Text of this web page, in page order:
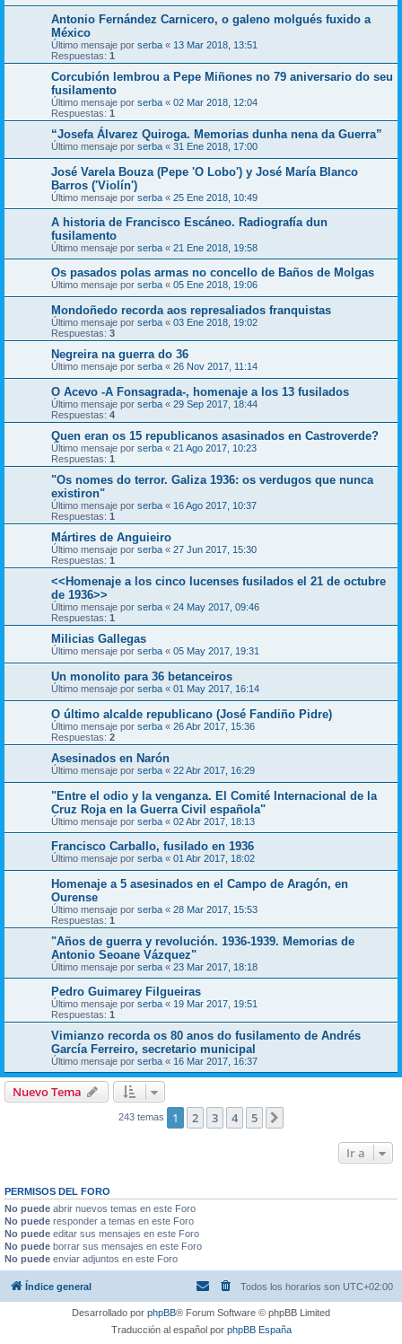
Antonio Fernández Carnicero, o galeno molgués fuxido a
México
Último mensaje por serba « 13 Mar 2018, 13:51
Respuestas: 1
Corcubión lembrou a Pepe Miñones no 79 aniversario do seu
fusilamento
Último mensaje por serba « 02 Mar 2018, 12:04
Respuestas: 1
“Josefa Álvarez Quiroga. Memorias dunha nena da Guerra”
Último mensaje por serba « 31 Ene 2018, 17:00
José Varela Bouza (Pepe 'O Lobo') y José María Blanco
Barros ('Violín')
Último mensaje por serba « 25 Ene 2018, 10:49
A historia de Francisco Escáneo. Radiografía dun
fusilamento
Último mensaje por serba « 21 Ene 2018, 19:58
Os pasados polas armas no concello de Baños de Molgas
Último mensaje por serba « 05 Ene 2018, 19:06
Mondoñedo recorda aos represaliados franquistas
Último mensaje por serba « 03 Ene 2018, 19:02
Respuestas: 3
Negreira na guerra do 36
Último mensaje por serba « 26 Nov 2017, 11:14
O Acevo -A Fonsagrada-, homenaje a los 13 fusilados
Último mensaje por serba « 29 Sep 2017, 18:44
Respuestas: 4
Quen eran os 15 republicanos asasinados en Castroverde?
Último mensaje por serba « 21 Ago 2017, 10:23
Respuestas: 1
"Os nomes do terror. Galiza 1936: os verdugos que nunca
existiron"
Último mensaje por serba « 16 Ago 2017, 10:37
Respuestas: 1
Mártires de Anguieiro
Último mensaje por serba « 27 Jun 2017, 15:30
Respuestas: 1
<<Homenaje a los cinco lucenses fusilados el 21 de octubre
de 1936>>
Último mensaje por serba « 24 May 2017, 09:46
Respuestas: 1
Milicias Gallegas
Último mensaje por serba « 05 May 2017, 19:31
Un monolito para 36 betanceiros
Último mensaje por serba « 01 May 2017, 16:14
O último alcalde republicano (José Fandiño Pidre)
Último mensaje por serba « 26 Abr 2017, 15:36
Respuestas: 2
Asesinados en Narón
Último mensaje por serba « 22 Abr 2017, 16:29
"Entre el odio y la venganza. El Comité Internacional de la
Cruz Roja en la Guerra Civil española"
Último mensaje por serba « 02 Abr 2017, 18:13
Francisco Carballo, fusilado en 1936
Último mensaje por serba « 01 Abr 2017, 18:02
Homenaje a 5 asesinados en el Campo de Aragón, en
Ourense
Último mensaje por serba « 28 Mar 2017, 15:53
Respuestas: 1
"Años de guerra y revolución. 1936-1939. Memorias de
Antonio Seoane Vázquez"
Último mensaje por serba « 23 Mar 2017, 18:18
Pedro Guimarey Filgueiras
Último mensaje por serba « 19 Mar 2017, 19:51
Respuestas: 1
Vimianzo recorda os 80 anos do fusilamento de Andrés
García Ferreiro, secretario municipal
Último mensaje por serba « 16 Mar 2017, 16:37
Nuevo Tema
243 temas 1 2 3 4 5
Ir a
PERMISOS DEL FORO
No puede abrir nuevos temas en este Foro
No puede responder a temas en este Foro
No puede editar sus mensajes en este Foro
No puede borrar sus mensajes en este Foro
No puede enviar adjuntos en este Foro
Índice general Todos los horarios son UTC+02:00
Desarrollado por phpBB® Forum Software © phpBB Limited
Traducción al español por phpBB España